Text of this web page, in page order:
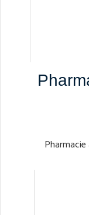
Pharmacie
MEDIVEN
À partir de